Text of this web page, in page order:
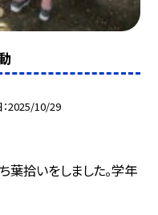
2025/10/29
葉拾いをしました。学年